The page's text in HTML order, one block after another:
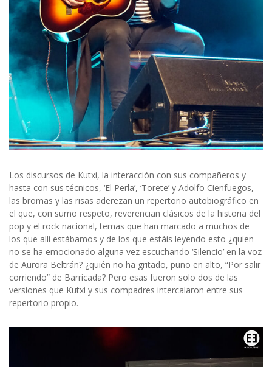
Los discursos de Kutxi, la interacción con sus compañeros y
hasta con sus técnicos, ‘El Perla’, ‘Torete’ y Adolfo Cienfuegos,
las bromas y las risas aderezan un repertorio autobiográfico en
el que, con sumo respeto, reverencian clásicos de la historia del
pop y el rock nacional, temas que han marcado a muchos de
los que allí estábamos y de los que estáis leyendo esto ¿quien
no se ha emocionado alguna vez escuchando ‘Silencio’ en la voz
de Aurora Beltrán? ¿quién no ha gritado, puño en alto, “Por salir
corriendo” de Barricada? Pero esas fueron solo dos de las
versiones que Kutxi y sus compadres intercalaron entre sus
repertorio propio.